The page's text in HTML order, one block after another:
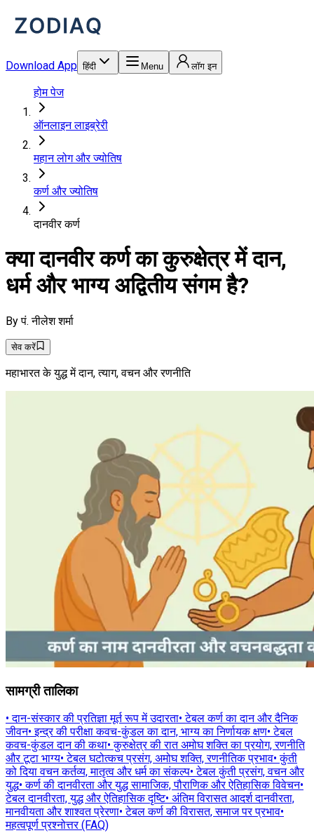
Download App हिंदी Menu लॉग इन
होम पेज
ऑनलाइन लाइब्रेरी
महान लोग और ज्योतिष
कर्ण और ज्योतिष
दानवीर कर्ण
क्या दानवीर कर्ण का कुरुक्षेत्र में दान,
धर्म और भाग्य अद्वितीय संगम है?
Byपं. नीलेश शर्मा
सेव करें
महाभारत के युद्ध में दान, त्याग, वचन और रणनीति
सामग्री तालिका
•दान-संस्कार की प्रतिज्ञा मूर्त रूप में उदारता•टेबल कर्ण का दान और दैनिक
जीवन•इन्द्र की परीक्षा कवच-कुंडल का दान, भाग्य का निर्णायक क्षण•टेबल
कवच-कुंडल दान की कथा•कुरुक्षेत्र की रात अमोघ शक्ति का प्रयोग, रणनीति
और टूटा भाग्य•टेबल घटोत्कच प्रसंग, अमोघ शक्ति, रणनीतिक प्रभाव•कुंती
को दिया वचन कर्तव्य, मातृत्व और धर्म का संकल्प•टेबल कुंती प्रसंग, वचन और
युद्ध•कर्ण की दानवीरता और युद्ध सामाजिक, पौराणिक और ऐतिहासिक विवेचन•
टेबल दानवीरता, युद्ध और ऐतिहासिक दृष्टि• अंतिम विरासत आदर्श दानवीरता,
मानवीयता और शाश्वत प्रेरणा•टेबल कर्ण की विरासत, समाज पर प्रभाव•
महत्वपूर्ण प्रश्नोत्तर (FAQ)